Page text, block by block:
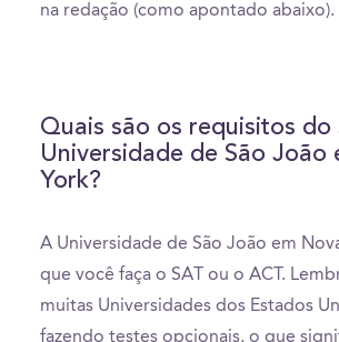
na redação (como apontado abaixo).
Quais são os requisitos do
Universidade de São João
York?
A Universidade de São João em
que você faça o SAT ou o ACT.
muitas Universidades dos Estados
fazendo testes opcionais, o que